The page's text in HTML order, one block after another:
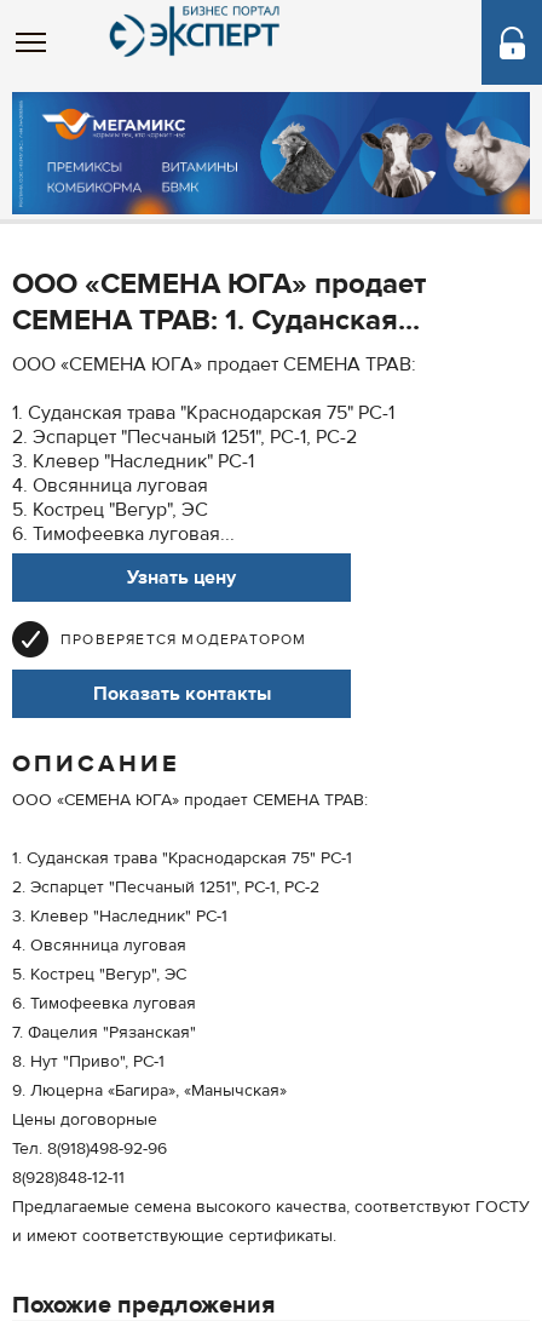
ООО «СЕМЕНА ЮГА» продает
СЕМЕНА ТРАВ: 1. Суданская...
ООО «СЕМЕНА ЮГА» продает СЕМЕНА ТРАВ:
1. Суданская трава "Краснодарская 75" РС-1
2. Эспарцет "Песчаный 1251", РС-1, РС-2
3. Клевер "Наследник" РС-1
4. Овсянница луговая
5. Кострец "Вегур", ЭС
6. Тимофеевка луговая...
Узнать цену
ПРОВЕРЯЕТСЯ МОДЕРАТОРОМ
Показать контакты
ОПИСАНИЕ
ООО «СЕМЕНА ЮГА» продает СЕМЕНА ТРАВ:
1. Суданская трава "Краснодарская 75" РС-1
2. Эспарцет "Песчаный 1251", РС-1, РС-2
3. Клевер "Наследник" РС-1
4. Овсянница луговая
5. Кострец "Вегур", ЭС
6. Тимофеевка луговая
7. Фацелия "Рязанская"
8. Нут "Приво", РС-1
9. Люцерна «Багира», «Манычская»
Цены договорные
Тел. 8(918)498-92-96
8(928)848-12-11
Предлагаемые семена высокого качества, соответствуют ГОСТУ
и имеют соответствующие сертификаты.
Похожие предложения